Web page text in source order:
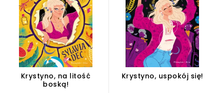
Krystyno, na litość
boską!
Krystyno, uspokój się!